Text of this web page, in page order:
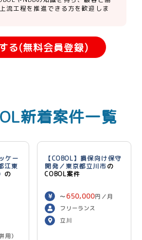
流工程を推進できる方を歓迎しま
る(無料会員登録)
新着案件一覧
ケー
江東
の
用）
【COBOL】損保向け保守
開発／東京都立川市の
COBOL案件
〜 650,000円／月
フリーランス
立川